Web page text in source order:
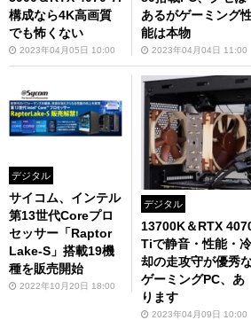
構成なら4K高画質
でも怖くない
2023年04月05日 10:00
あるがゲーミング
能は本物
2023年04月04日 11:00
デジタル
サイコム、インテル
第13世代Coreプロ
セッサー「Raptor
Lake-S」搭載19機
種を販売開始
2022年10月20日 18:00
デジタル
13700K＆RTX
Tiで静音・性能・
却の走攻守が優秀
ゲーミングPC、あ
ります
2023年04月09日 10:00